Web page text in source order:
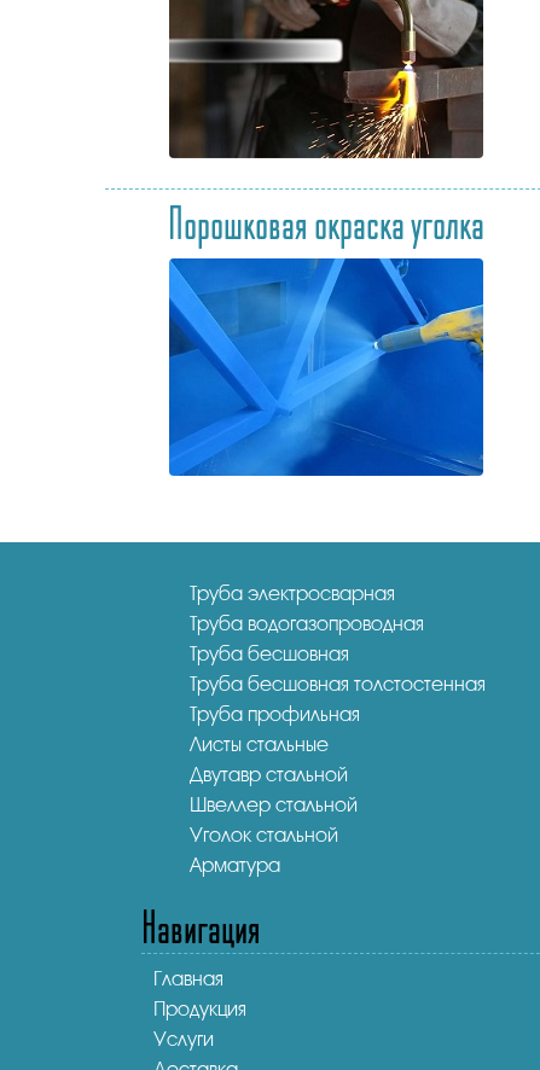
Порошковая окраска уголка
Труба электросварная
Труба водогазопроводная
Труба бесшовная
Труба бесшовная толстостенная
Труба профильная
Листы стальные
Двутавр стальной
Швеллер стальной
Уголок стальной
Арматура
Навигация
Главная
Продукция
Услуги